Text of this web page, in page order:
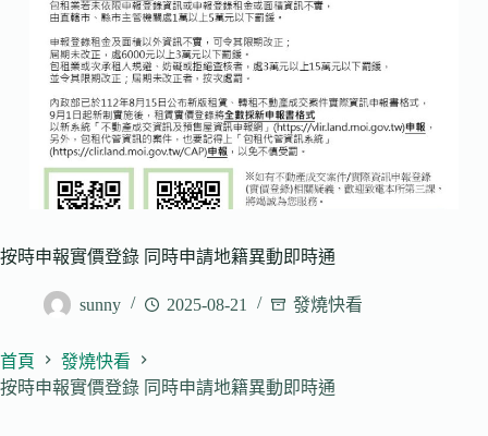
按時申報實價登錄 同時申請地籍異動即時通
sunny 2025-08-21 發燒快看
首頁
發燒快看
按時申報實價登錄 同時申請地籍異動即時通